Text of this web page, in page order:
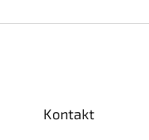
Kontakt